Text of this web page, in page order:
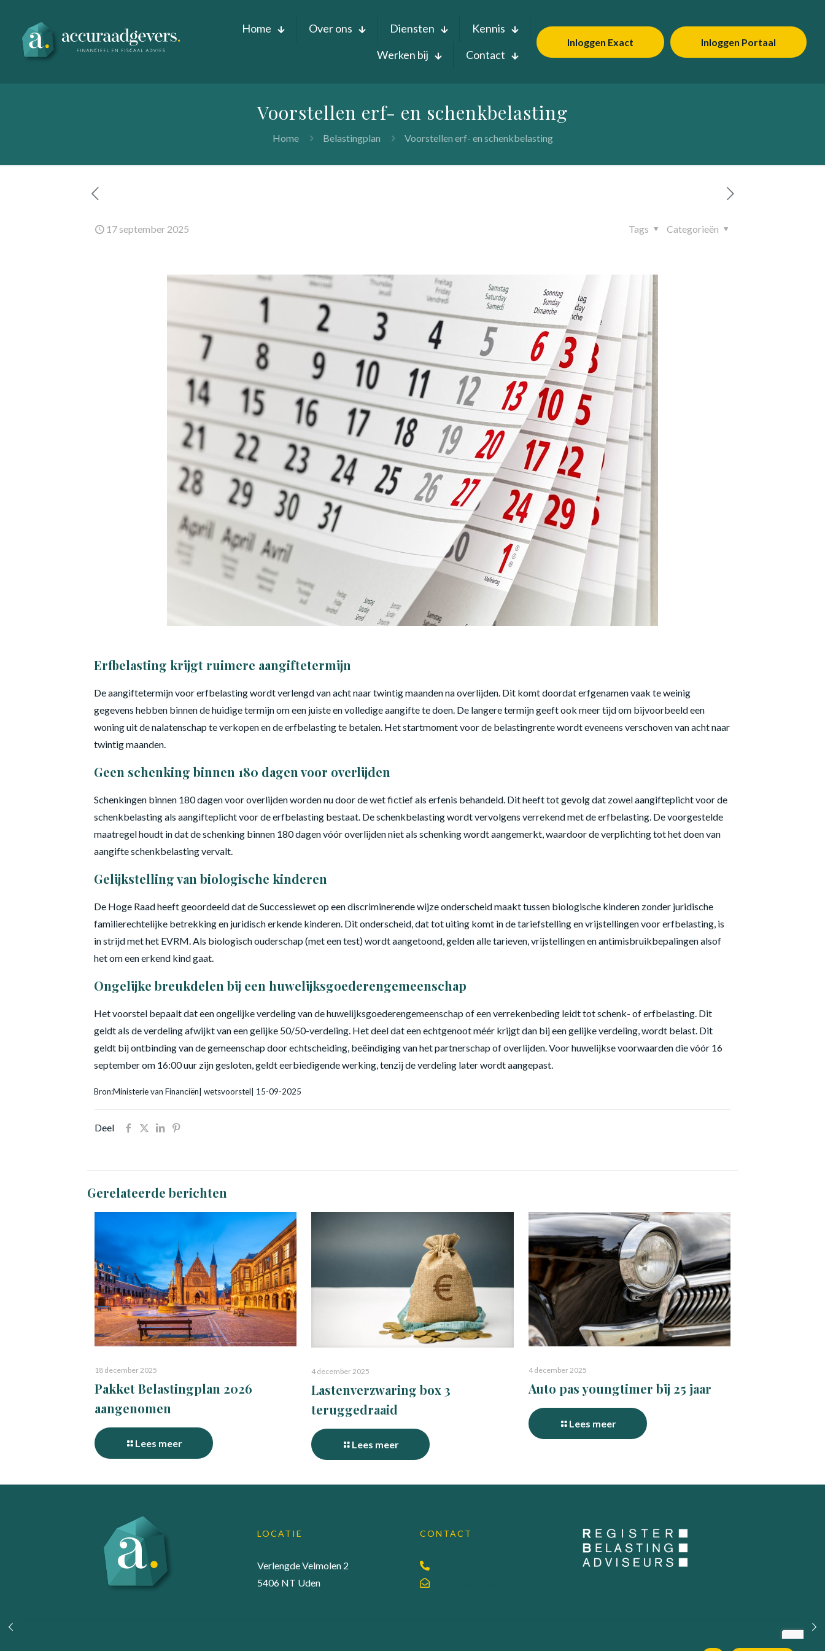
Home Over ons Diensten
Kennis
Werken bij
Contact
Inloggen Exact Inloggen Portaal
Voorstellen erf- en schenkbelasting
Home Belastingplan Voorstellen erf- en schenkbelasting
17 september 2025 Categorieën
Tags
Erfbelasting krijgt ruimere aangiftetermijn
De aangiftetermijn voor erfbelasting wordt verlengd van acht naar twintig maanden na overlijden. Dit komt doordat erfgenamen vaak te weinig
gegevens hebben binnen de huidige termijn om een juiste en volledige aangifte te doen. De langere termijn geeft ook meer tijd om bijvoorbeeld een
woning uit de nalatenschap te verkopen en de erfbelasting te betalen. Het startmoment voor de belastingrente wordt eveneens verschoven van acht naar
twintig maanden.
Geen schenking binnen 180 dagen voor overlijden
Schenkingen binnen 180 dagen voor overlijden worden nu door de wet fictief als erfenis behandeld. Dit heeft tot gevolg dat zowel aangifteplicht voor de
schenkbelasting als aangifteplicht voor de erfbelasting bestaat. De schenkbelasting wordt vervolgens verrekend met de erfbelasting. De voorgestelde
maatregel houdt in dat de schenking binnen 180 dagen vóór overlijden niet als schenking wordt aangemerkt, waardoor de verplichting tot het doen van
aangifte schenkbelasting vervalt.
Gelijkstelling van biologische kinderen
De Hoge Raad heeft geoordeeld dat de Successiewet op een discriminerende wijze onderscheid maakt tussen biologische kinderen zonder juridische
familierechtelijke betrekking en juridisch erkende kinderen. Dit onderscheid, dat tot uiting komt in de tariefstelling en vrijstellingen voor erfbelasting, is
in strijd met het EVRM. Als biologisch ouderschap (met een test) wordt aangetoond, gelden alle tarieven, vrijstellingen en antimisbruikbepalingen alsof
het om een erkend kind gaat.
Ongelijke breukdelen bij een huwelijksgoederengemeenschap
Het voorstel bepaalt dat een ongelijke verdeling van de huwelijksgoederengemeenschap of een verrekenbeding leidt tot schenk- of erfbelasting. Dit
geldt als de verdeling afwijkt van een gelijke 50/50-verdeling. Het deel dat een echtgenoot méér krijgt dan bij een gelijke verdeling, wordt belast. Dit
geldt bij ontbinding van de gemeenschap door echtscheiding, beëindiging van het partnerschap of overlijden. Voor huwelijkse voorwaarden die vóór 16
september om 16:00 uur zijn gesloten, geldt eerbiedigende werking, tenzij de verdeling later wordt aangepast.
Bron:Ministerie van Financiën| wetsvoorstel| 15-09-2025
Deel
Gerelateerde berichten
18 december 2025
Pakket Belastingplan 2026
aangenomen
Lees meer
4 december 2025
Lastenverzwaring box 3
teruggedraaid
Lees meer
4 december 2025
Auto pas youngtimer bij 25 jaar
Lees meer
LOCATIE
Verlengde Velmolen 2
5406 NT Uden
CONTACT